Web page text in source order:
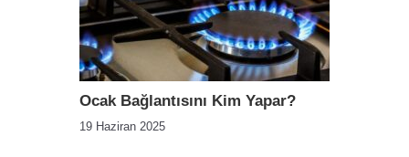
Ocak Bağlantısını Kim Yapar?
19 Haziran 2025